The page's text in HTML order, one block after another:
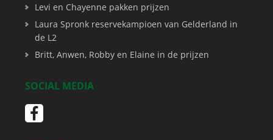
Levi en Chayenne pakken prijzen
Laura Spronk reservekampioen van Gelderland in
de L2
Britt, Anwen, Robby en Elaine in de prijzen
SOCIAL MEDIA